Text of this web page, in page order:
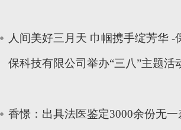
人间美好三月天 巾帼携手绽芳华 -
保科技有限公司举办“三八”主题活
香憬：出具法医鉴定3000余份无一